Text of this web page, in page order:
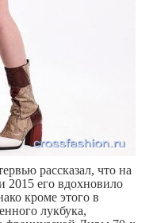
рассказал, что на
2015 его вдохновило
кроме этого в
лукбука,